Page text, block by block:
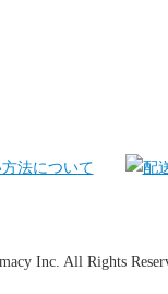
Inc. All Rights